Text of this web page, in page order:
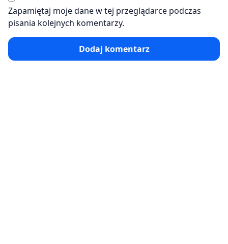
Zapamiętaj moje dane w tej przeglądarce podczas
pisania kolejnych komentarzy.
Dodaj komentarz